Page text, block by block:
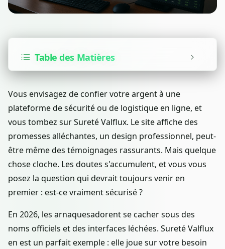
Table des Matières
Vous envisagez de confier votre argent à une
plateforme de sécurité ou de logistique en ligne, et
vous tombez sur Sureté Valflux. Le site affiche des
promesses alléchantes, un design professionnel, peut-
être même des témoignages rassurants. Mais quelque
chose cloche. Les doutes s'accumulent, et vous vous
posez la question qui devrait toujours venir en
premier : est-ce vraiment sécurisé ?
En 2026, les arnaquesadorent se cacher sous des
noms officiels et des interfaces léchées. Sureté Valflux
en est un parfait exemple : elle joue sur votre besoin